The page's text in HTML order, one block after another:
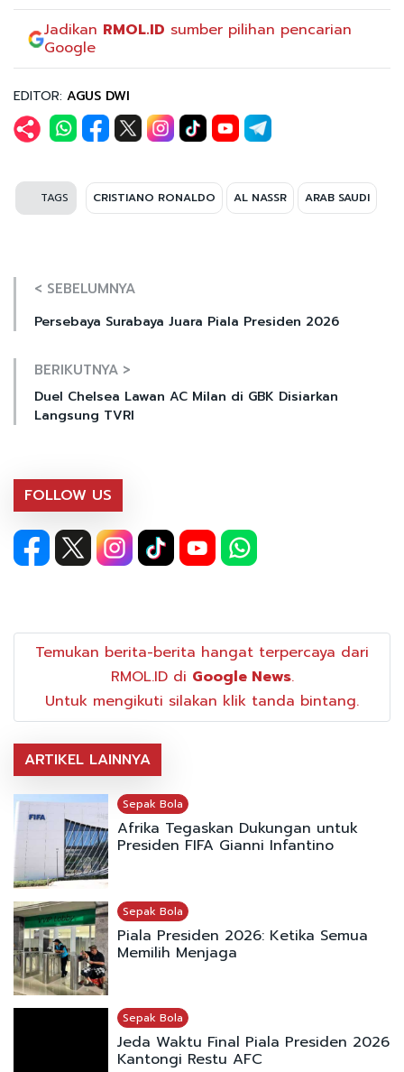
Jadikan RMOL.ID sumber pilihan pencarian
Google
EDITOR: AGUS DWI
TAGS CRISTIANO RONALDO AL NASSR ARAB SAUDI
< SEBELUMNYA
Persebaya Surabaya Juara Piala Presiden 2026
BERIKUTNYA >
Duel Chelsea Lawan AC Milan di GBK Disiarkan
Langsung TVRI
FOLLOW US
Temukan berita-berita hangat terpercaya dari
RMOL.ID di Google News.
Untuk mengikuti silakan klik tanda bintang.
ARTIKEL LAINNYA
Sepak Bola
Afrika Tegaskan Dukungan untuk
Presiden FIFA Gianni Infantino
Sepak Bola
Piala Presiden 2026: Ketika Semua
Memilih Menjaga
Sepak Bola
Jeda Waktu Final Piala Presiden 2026
Kantongi Restu AFC